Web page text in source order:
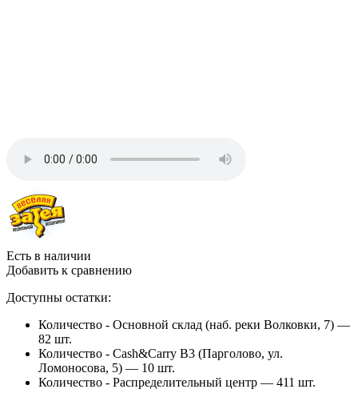
Есть в наличии
Добавить к сравнению
Доступны остатки:
Количество - Основной склад (наб. реки Волковки, 7) —
82 шт.
Количество - Cash&Carry B3 (Парголово, ул.
Ломоносова, 5) — 10 шт.
Количество - Распределительный центр — 411 шт.